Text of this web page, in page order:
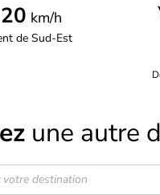
20 km/h
deSud-Est
une autre